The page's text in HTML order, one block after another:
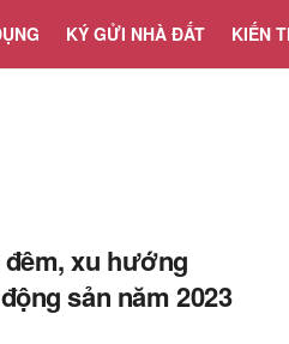
KÝ GỬI NHÀ ĐẤT KIẾN
xu hướng
sản năm 2023